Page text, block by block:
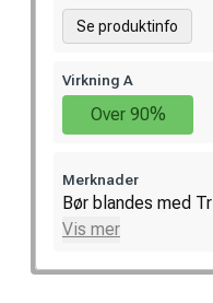
Se produktinfo
Virkning A
Over 90%
Merknader
Bør blandes med
Vis mer